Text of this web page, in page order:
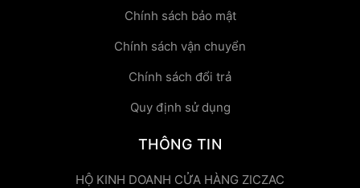
Chính sách bảo mật
Chính sách vận chuyển
Chính sách đổi trả
Quy định sử dụng
THÔNG TIN
HỘ KINH DOANH CỬA HÀNG ZICZAC